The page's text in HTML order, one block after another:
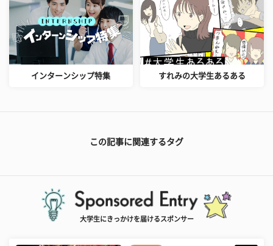
インターンシップ特集 すれみの大学生あるある
この記事に関連するタグ
大学生にきっかけを届けるスポンサー